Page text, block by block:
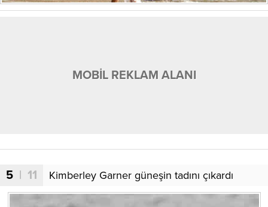
MOBİL REKLAM ALANI
5 | 11 Kimberley Garner güneşin tadını çıkardı